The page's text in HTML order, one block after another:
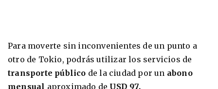
Para moverte sin inconvenientes de un punto a
otro de Tokio, podrás utilizar los servicios de
transporte público de la ciudad por un abono
mensual aproximado de USD 97.